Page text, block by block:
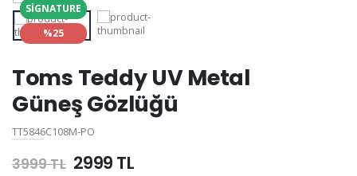
SIGNATURE
%25
Toms Teddy UV Metal
Güneş Gözlüğü
TT5846C108M-PO
3999 TL 2999 TL